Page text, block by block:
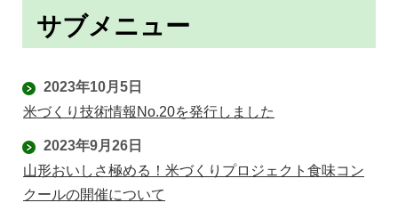
サブメニュー
2023年10月5日
米づくり技術情報No.20を発行しました
2023年9月26日
山形おいしさ極める！米づくりプロジェクト食味コン
クールの開催について